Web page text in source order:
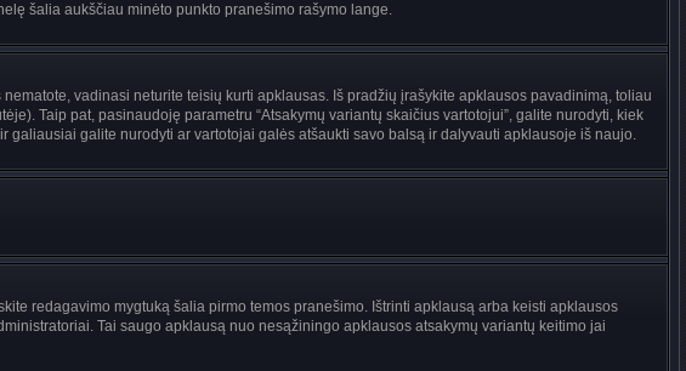
šalia aukščiau minėto punkto pranešimo rašymo lange.
vadinasi neturite teisių kurti apklausas. Iš pradžių įrašykite apklausos pavadinimą, toliau
Taip pat, pasinaudoję parametru “Atsakymų variantų skaičius vartotojui”, galite nurodyti, kiek
galite nurodyti ar vartotojai galės atšaukti savo balsą ir dalyvauti apklausoje iš naujo.
redagavimo mygtuką šalia pirmo temos pranešimo. Ištrinti apklausą arba keisti apklausos
Tai saugo apklausą nuo nesąžiningo apklausos atsakymų variantų keitimo jai